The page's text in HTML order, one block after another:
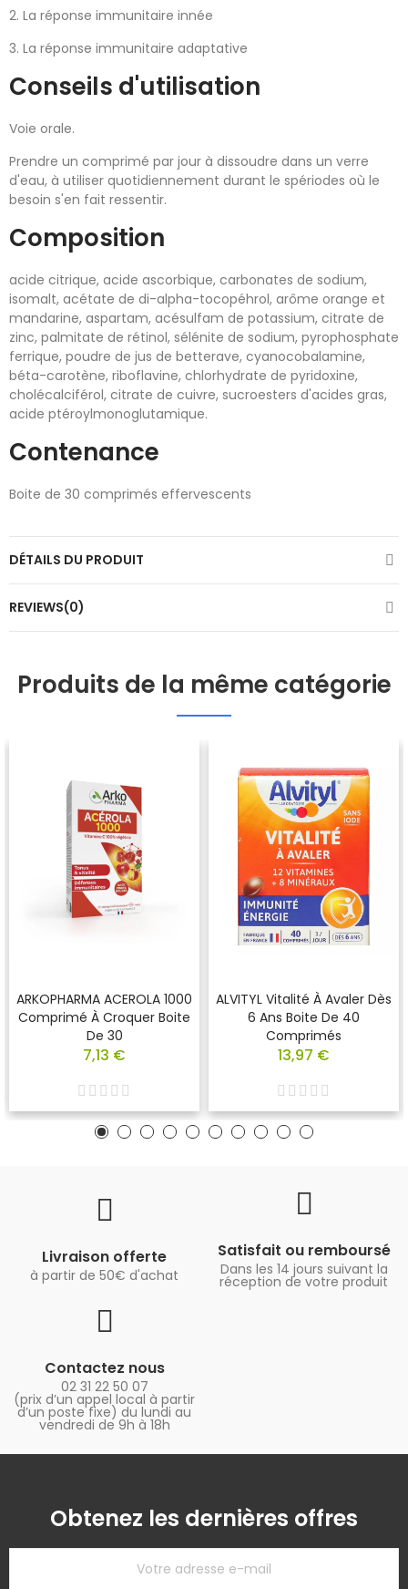
2. La réponse immunitaire innée ​
3. La réponse immunitaire adaptative​
Conseils d'utilisation
Voie orale.
Prendre un comprimé par jour à dissoudre dans un verre
d'eau, à utiliser quotidiennement durant le spériodes où le
besoin s'en fait ressentir.
Composition
acide citrique, acide ascorbique, carbonates de sodium,
isomalt, acétate de di-alpha-tocopéhrol, arôme orange et
mandarine, aspartam, acésulfam de potassium, citrate de
zinc, palmitate de rétinol, sélénite de sodium, pyrophosphate
ferrique, poudre de jus de betterave, cyanocobalamine,
béta-carotène, riboflavine, chlorhydrate de pyridoxine,
cholécalciférol, citrate de cuivre, sucroesters d'acides gras,
acide ptéroylmonoglutamique.
Contenance
Boite de 30 comprimés effervescents
DÉTAILS DU PRODUIT
REVIEWS(0)
Produits de la même catégorie
ARKOPHARMA ACEROLA 1000
Comprimé À Croquer Boite
De 30
7,13 €
ALVITYL Vitalité À Avaler Dès
6 Ans Boite De 40
Comprimés
13,97 €
Livraison offerte
à partir de 50€ d'achat
Satisfait ou remboursé
Dans les 14 jours suivant la
réception de votre produit
Contactez nous
02 31 22 50 07
(prix d’un appel local à partir
d’un poste fixe) du lundi au
vendredi de 9h à 18h
Obtenez les dernières offres